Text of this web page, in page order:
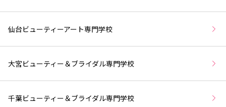
仙台ビューティーアート専門学校
大宮ビューティー＆ブライダル専門学校
千葉ビューティー＆ブライダル専門学校